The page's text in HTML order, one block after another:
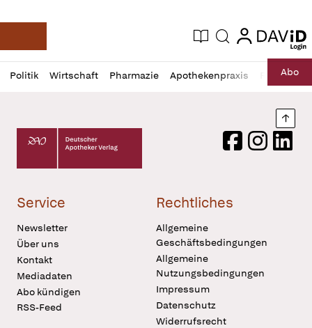
Deutsche Apotheker Zeitung
Aktuelle Ausgabe
Suche login
login
Politik Wirtschaft Pharmazie Apothekenpraxis RechtAbo
Profil
öffnen
Daz
Pur
Deutscher Apotheker Verlag Logo
FacebookInstagram
Service
Newsletter
Über uns
Kontakt
Mediadaten
Abo kündigen
RSS-Feed
Rechtliches
Allgemeine
Geschäftsbedingungen
Allgemeine
Nutzungsbedingungen
Impressum
Datenschutz
Widerrufsrecht